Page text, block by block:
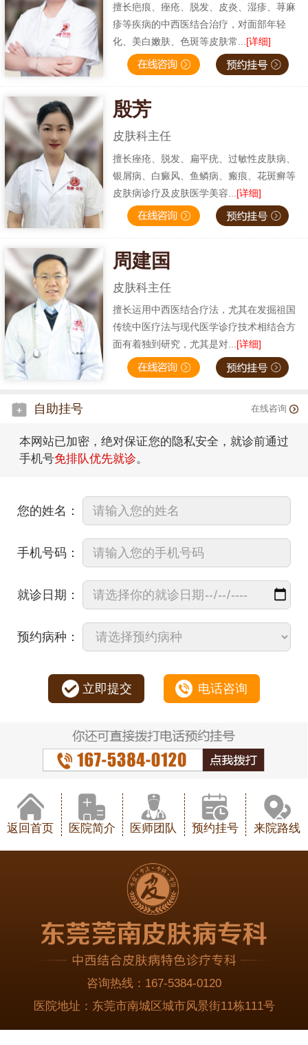
擅长疤痕、痤疮、脱发、皮炎、湿疹、荨麻
疹等疾病的中西医结合治疗，对面部年轻
化、美白嫩肤、色斑等皮肤常... [详细]
殷芳
皮肤科主任
擅长痤疮、脱发、扁平疣、过敏性皮肤病、
银屑病、白癜风、鱼鳞病、瘢痕、花斑癣等
皮肤病诊疗及皮肤医学美容... [详细]
周建国
皮肤科主任
擅长运用中西医结合疗法，尤其在发掘祖国
传统中医疗法与现代医学诊疗技术相结合方
面有着独到研究，尤其是对...[详细]
自助挂号 在线咨询
本网站已加密，绝对保证您的隐私安全，就诊前通过
手机号免排队优先就诊。
您的姓名：
手机号码：
就诊日期：
预约病种：
立即提交 电话咨询
返回首页 医院简介 医师团队 预约挂号 来院路线
咨询热线： 167-5384-0120
医院地址： 东莞市南城区城市风景街11栋111号